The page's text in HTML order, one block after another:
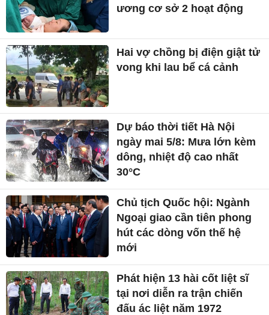
ương cơ sở 2 hoạt động
Hai vợ chồng bị điện giật tử
vong khi lau bể cá cảnh
Dự báo thời tiết Hà Nội
ngày mai 5/8: Mưa lớn kèm
dông, nhiệt độ cao nhất
30°C
Chủ tịch Quốc hội: Ngành
Ngoại giao cần tiên phong
hút các dòng vốn thế hệ
mới
Phát hiện 13 hài cốt liệt sĩ
tại nơi diễn ra trận chiến
đấu ác liệt năm 1972